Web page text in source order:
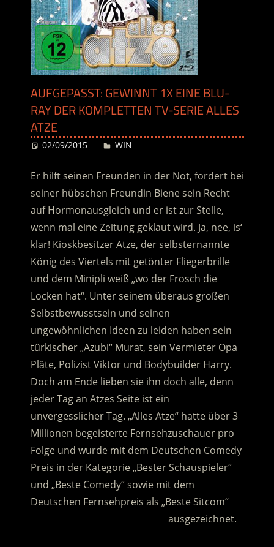
AUFGEPASST: GEWINNT 1X EINE BLU-
RAY DER KOMPLETTEN TV-SERIE ALLES
ATZE
02/09/2015 Desiree
WIN
Er hilft seinen Freunden in der Not, fordert bei
seiner hübschen Freundin Biene sein Recht
auf Hormonausgleich und er ist zur Stelle,
wenn mal eine Zeitung geklaut wird. Ja, nee, is‘
klar! Kioskbesitzer Atze, der selbsternannte
König des Viertels mit getönter Fliegerbrille
und dem Minipli weiß „wo der Frosch die
Locken hat“. Unter seinem überaus großen
Selbstbewusstsein und seinen
ungewöhnlichen Ideen zu leiden haben sein
türkischer „Azubi“ Murat, sein Vermieter Opa
Pläte, Polizist Viktor und Bodybuilder Harry.
Doch am Ende lieben sie ihn doch alle, denn
jeder Tag an Atzes Seite ist ein
unvergesslicher Tag. „Alles Atze“ hatte über 3
Millionen begeisterte Fernsehzuschauer pro
Folge und wurde mit dem Deutschen Comedy
Preis in der Kategorie „Bester Schauspieler“
und „Beste Comedy“ sowie mit dem
Deutschen Fernsehpreis als „Beste Sitcom“
ausgezeichnet.